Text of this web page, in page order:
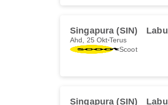
Singapura (SIN)
Ahd, 25 Okt Terus
Scoot
Singapura (SIN)